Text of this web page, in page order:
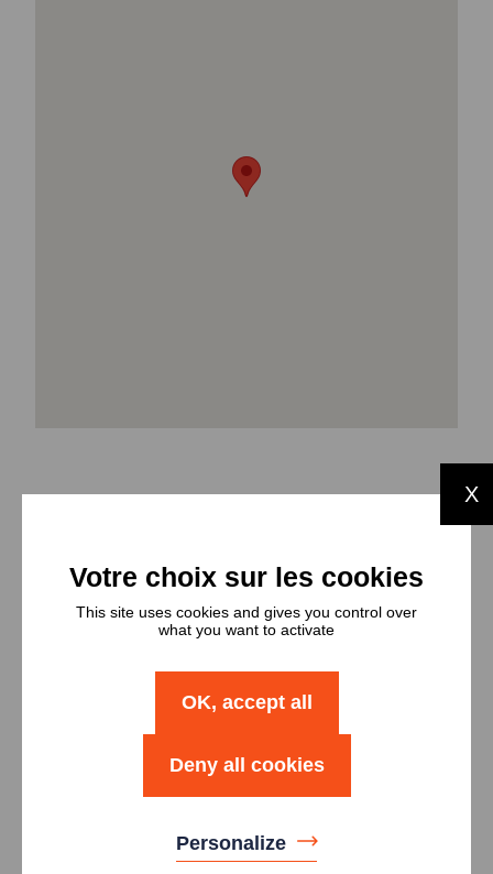
nombres de
logements
Type Nombre
Logement T3
Logement T4 3
X
This site uses cookies and gives you control over
what you want to activate
OK, accept all
Deny all cookies
Personalize